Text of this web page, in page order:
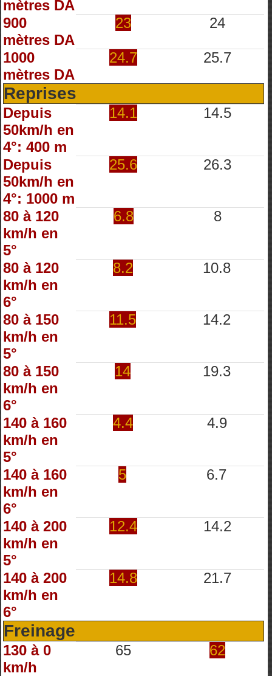
mètres DA
900
mètres DA
23 24
1000
mètres DA
24.7 25.7
Reprises
Depuis
50km/h en
4°: 400 m
14.1 14.5
Depuis
50km/h en
4°: 1000 m
25.6 26.3
80 à 120
km/h en
5°
6.8 8
80 à 120
km/h en
6°
8.2 10.8
80 à 150
km/h en
5°
11.5 14.2
80 à 150
km/h en
6°
14 19.3
140 à 160
km/h en
5°
4.4 4.9
140 à 160
km/h en
6°
5 6.7
140 à 200
km/h en
5°
12.4 14.2
140 à 200
km/h en
6°
14.8 21.7
Freinage
130 à 0
km/h
65 62